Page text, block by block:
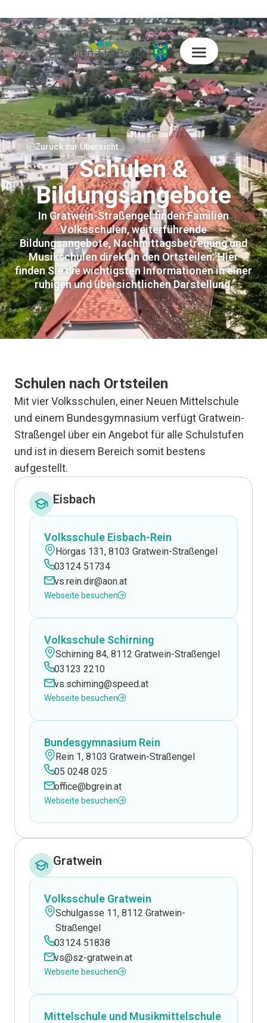
Zurück zur Übersicht
Schulen &
Bildungsangebote
In Gratwein-Straßengel finden Familien
Volksschulen, weiterführende
Bildungsangebote, Nachmittagsbetreuung und
Musikschulen direkt in den Ortsteilen. Hier
finden Sie die wichtigsten Informationen in einer
ruhigen und übersichtlichen Darstellung.
Schulen nach Ortsteilen
Mit vier Volksschulen, einer Neuen Mittelschule
und einem Bundesgymnasium verfügt Gratwein-
Straßengel über ein Angebot für alle Schulstufen
und ist in diesem Bereich somit bestens
aufgestellt.
Eisbach
Volksschule Eisbach-Rein
Hörgas 131, 8103 Gratwein-Straßengel
03124 51734
vs.rein.dir@aon.at
Webseite besuchen
Volksschule Schirning
Schirning 84, 8112 Gratwein-Straßengel
03123 2210
vs.schirning@speed.at
Webseite besuchen
Bundesgymnasium Rein
Rein 1, 8103 Gratwein-Straßengel
05 0248 025
office@bgrein.at
Webseite besuchen
Gratwein
Volksschule Gratwein
Schulgasse 11, 8112 Gratwein-
Straßengel
03124 51838
vs@sz-gratwein.at
Webseite besuchen
Mittelschule und Musikmittelschule